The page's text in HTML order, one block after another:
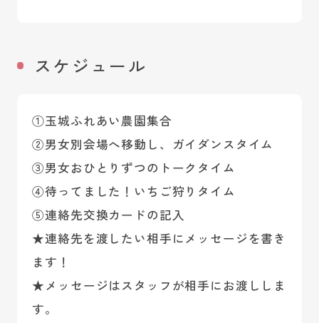
スケジュール
①玉城ふれあい農園集合
②男女別会場へ移動し、ガイダンスタイム
③男女おひとりずつのトークタイム
④待ってました！いちご狩りタイム
⑤連絡先交換カードの記入
★連絡先を渡したい相手にメッセージを書き
ます！
★メッセージはスタッフが相手にお渡ししま
す。